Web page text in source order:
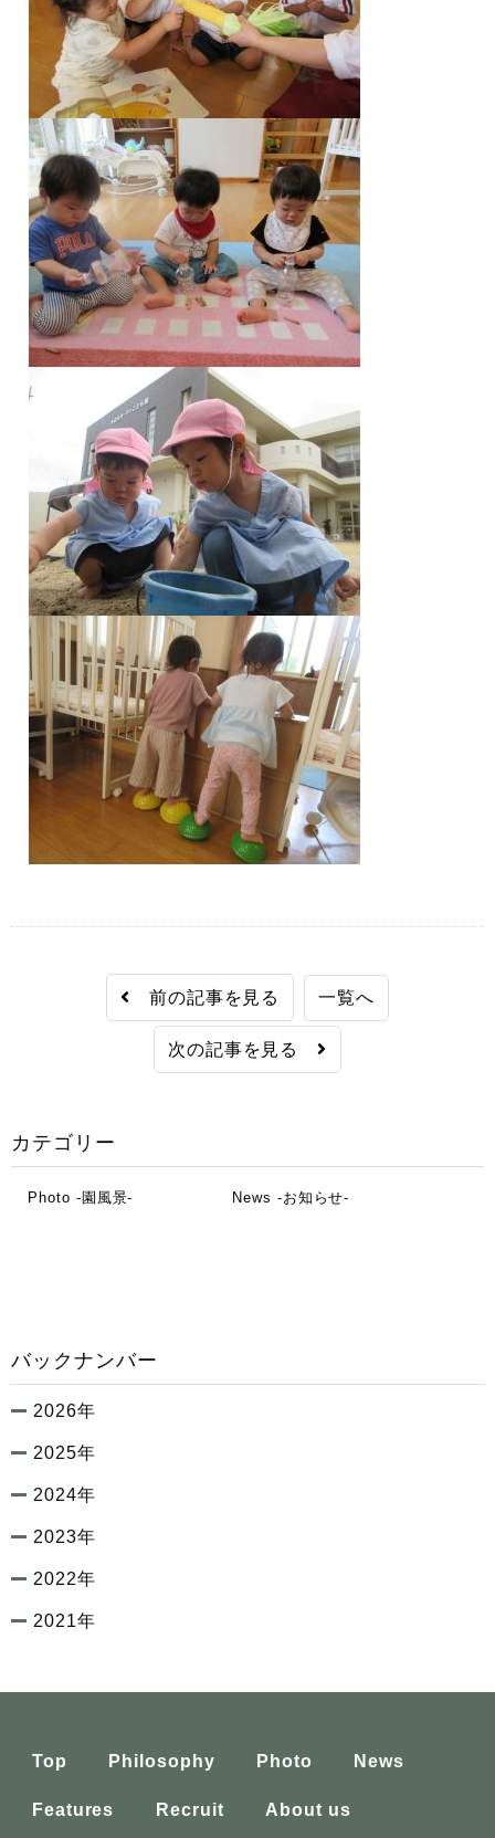
前の記事を見る 一覧へ
次の記事を見る
カテゴリー
Photo -園風景- News -お知らせ-
バックナンバー
2026年
2025年
2024年
2023年
2022年
2021年
Top Philosophy Photo News
Features Recruit About us